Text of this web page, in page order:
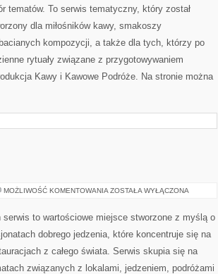
tematów. To serwis tematyczny, który został
dla miłośników kawy, smakoszy
kompozycji, a także dla tych, którzy po
rytuały związane z przygotowywaniem
Kawy i Kawowe Podróże. Na stronie można
MOŻLIWOŚĆ KOMENTOWANIA POLECANE
ZOSTAŁA WYŁĄCZONA
serwis to wartościowe miejsce stworzone z myślą o
dobrego jedzenia, które koncentruje się na
z całego świata. Serwis skupia się na
związanych z lokalami, jedzeniem, podróżami